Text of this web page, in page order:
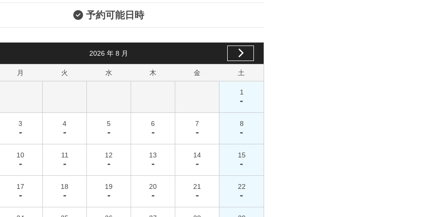
予約可能日時
2026 年 8 月
月 火 水 木 金 土
1
-
3
-
4
-
5
-
6
-
7
-
8
-
10
-
11
-
12
-
13
-
14
-
15
-
17
-
18
-
19
-
20
-
21
-
22
-